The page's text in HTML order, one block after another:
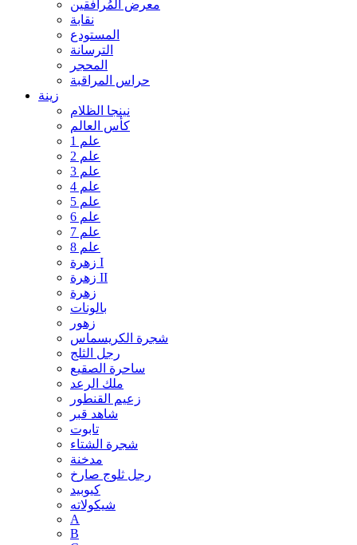
معرض المُرافقين
نقابة
المستودع
الترسانة
المحجر
حراس المراقبة
زينة
نينجا الظلام
كأس العالم
علم 1
علم 2
علم 3
علم 4
علم 5
علم 6
علم 7
علم 8
زهرة I
زهرة II
زهرة
بالونات
زهور
شجرة الكريسماس
رجل الثلج
ساحرة الصقيع
ملك الرعد
زعيم القنطور
شاهد قبر
تابوت
شجرة الشتاء
مدخنة
رجل ثلوج صارخ
كيوبيد
شيكولاته
A
B